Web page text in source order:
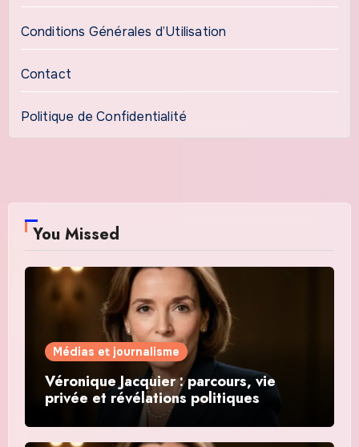
Conditions Générales d’Utilisation
Contact
Politique de Confidentialité
You Missed
Médias et journalisme
Véronique Jacquier : parcours, vie
privée et révélations politiques